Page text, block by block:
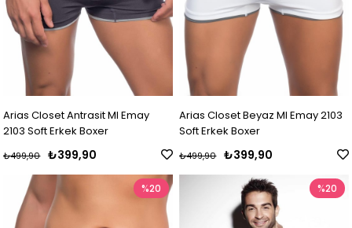
Arias Closet Antrasit MI Emay
2103 Soft Erkek Boxer
₺399,90
₺499,90
Arias Closet Beyaz MI Emay 2103
Soft Erkek Boxer
₺399,90
₺499,90
%20 %20